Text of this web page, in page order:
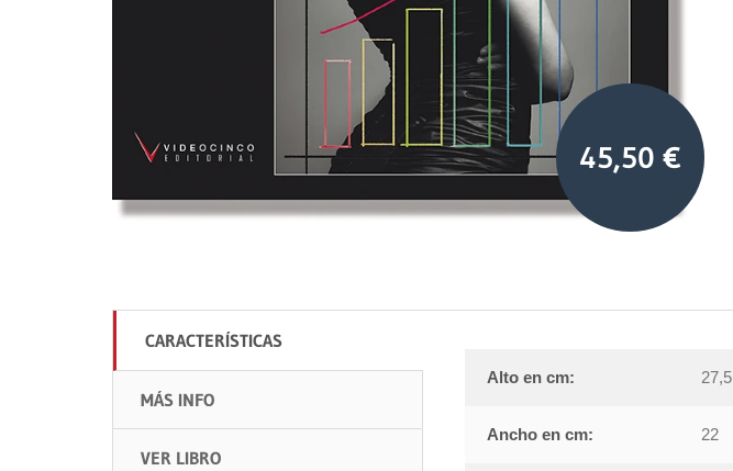
45,50 €
CARACTERÍSTICAS
MÁS INFO
VER LIBRO
Alto en cm: 27,5
Ancho en cm: 22